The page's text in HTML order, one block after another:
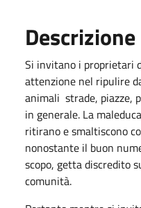
Descrizione
Si invitano i proprietari
attenzione nel ripulire
animali strade, piazze,
in generale. La
ritirano e smaltiscono
nonostante il buon
scopo, getta discredito
comunità.